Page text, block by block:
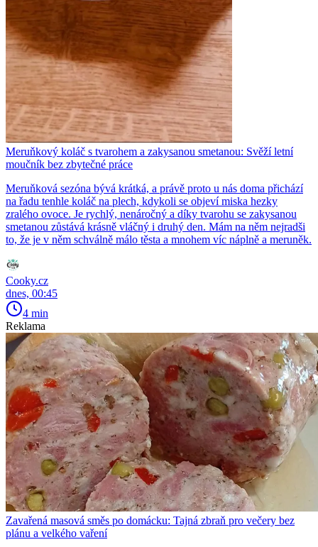
Meruňkový koláč s tvarohem a zakysanou smetanou: Svěží letní
moučník bez zbytečné práce
Meruňková sezóna bývá krátká, a právě proto u nás doma přichází
na řadu tenhle koláč na plech, kdykoli se objeví miska hezky
zralého ovoce. Je rychlý, nenáročný a díky tvarohu se zakysanou
smetanou zůstává krásně vláčný i druhý den. Mám na něm nejradši
to, že je v něm schválně málo těsta a mnohem víc náplně a meruněk.
Cooky.cz
dnes, 00:45
4 min
Reklama
Zavařená masová směs po domácku: Tajná zbraň pro večery bez
plánu a velkého vaření